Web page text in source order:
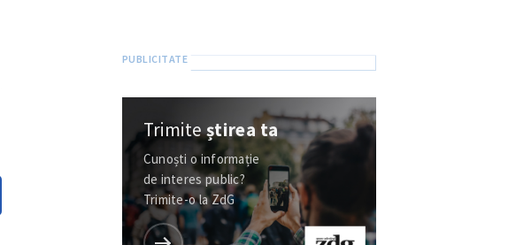
Trimiteștirea ta
Cunoști o informație
de interes public?
Trimite-o la ZdG